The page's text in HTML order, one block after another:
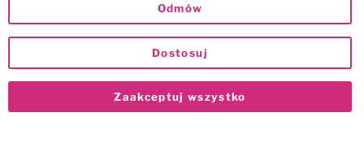
Zaakceptuj wszystko
Dostosuj
Odmów